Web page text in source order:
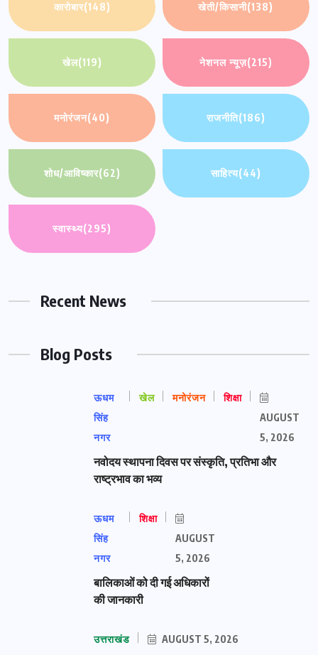
कारोबार(148) खेती/किसानी(138)
खेल(119) नेशनल न्यूज़(215)
मनोरंजन(40) राजनीति(186)
शोध/आविष्कार(62) साहित्य(44)
स्वास्थ्य(295)
Recent News
Blog Posts
ऊधम
सिंह
नगर
खेल मनोरंजन शिक्षा
AUGUST
5, 2026
नवोदय स्थापना दिवस पर संस्कृति, प्रतिभा और
राष्ट्रभाव का भव्य
ऊधम
सिंह
नगर
शिक्षा
AUGUST
5, 2026
बालिकाओं को दी गई अधिकारों
की जानकारी
उत्तराखंड AUGUST 5, 2026